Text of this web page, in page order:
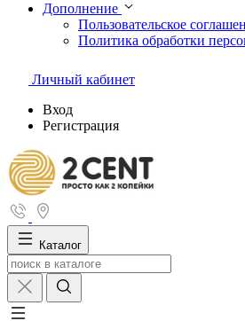
Дополнение
Пользовательское
Политика обработки
Личный кабинет
Вход
Регистрация
Каталог